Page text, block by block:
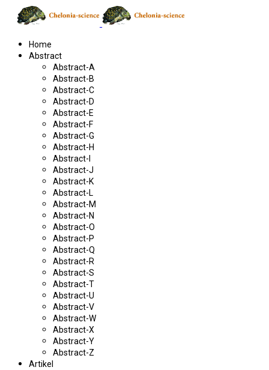
Home
Abstract
Abstract-A
Abstract-B
Abstract-C
Abstract-D
Abstract-E
Abstract-F
Abstract-G
Abstract-H
Abstract-I
Abstract-J
Abstract-K
Abstract-L
Abstract-M
Abstract-N
Abstract-O
Abstract-P
Abstract-Q
Abstract-R
Abstract-S
Abstract-T
Abstract-U
Abstract-V
Abstract-W
Abstract-X
Abstract-Y
Abstract-Z
Artikel